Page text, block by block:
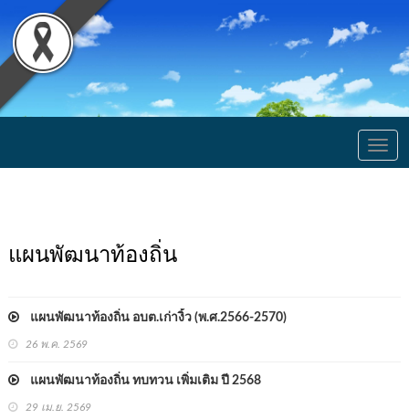
แผนพัฒนาท้องถิ่น
แผนพัฒนาท้องถิ่น อบต.เก่างิ้ว (พ.ศ.2566-2570)
26 พ.ค. 2569
แผนพัฒนาท้องถิ่น ทบทวน เพิ่มเติม ปี 2568
29 เม.ย. 2569